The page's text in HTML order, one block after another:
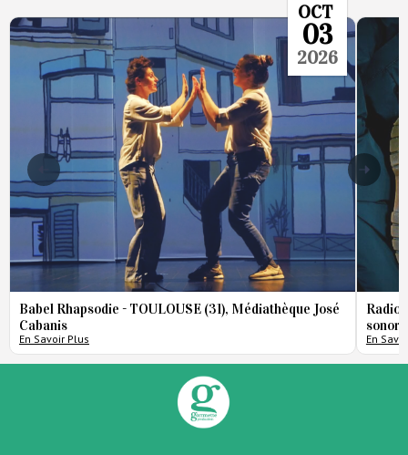
OCT
03
2026
Babel Rhapsodie - TOULOUSE (31), Médiathèque José
Cabanis
En Savoir Plus
Radio
En